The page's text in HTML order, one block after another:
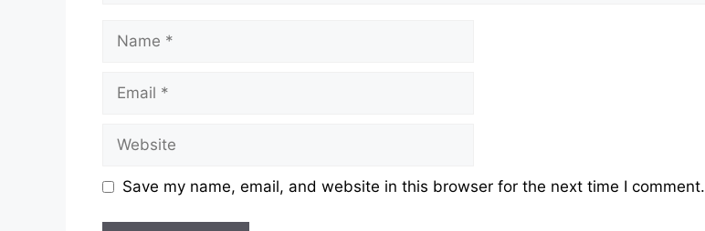
Name
Email
Website
Save my name, email, and website in this browser for the next time I comment.